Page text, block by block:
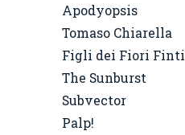
Apodyopsis
Tomaso Chiarella
Figli dei Fiori Finti
The Sunburst
Subvector
Palp!